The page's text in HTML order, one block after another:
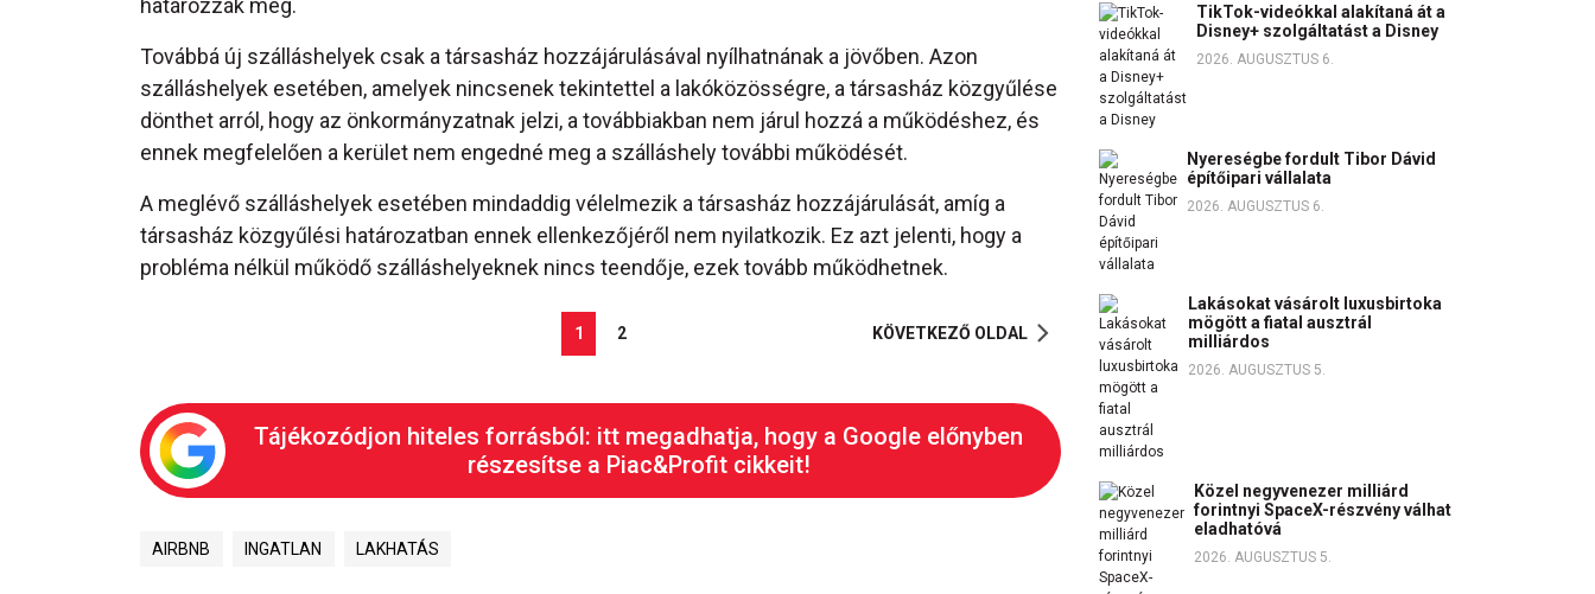
határozzák meg.
Továbbá új szálláshelyek csak a társasház hozzájárulásával nyílhatnának a jövőben. Azon
szálláshelyek esetében, amelyek nincsenek tekintettel a lakóközösségre, a társasház közgyűlése
dönthet arról, hogy az önkormányzatnak jelzi, a továbbiakban nem járul hozzá a működéshez, és
ennek megfelelően a kerület nem engedné meg a szálláshely további működését.
A meglévő szálláshelyek esetében mindaddig vélelmezik a társasház hozzájárulását, amíg a
társasház közgyűlési határozatban ennek ellenkezőjéről nem nyilatkozik. Ez azt jelenti, hogy a
probléma nélkül működő szálláshelyeknek nincs teendője, ezek tovább működhetnek.
1 2 KÖVETKEZŐ OLDAL
Tájékozódjon hiteles forrásból: itt megadhatja, hogy a Google előnyben
részesítse a Piac&Profit cikkeit!
AIRBNB INGATLAN LAKHATÁS
TikTok-videókkal alakítaná át a
Disney+ szolgáltatást a Disney
2026. AUGUSZTUS 6.
Nyereségbe fordult Tibor Dávid
építőipari vállalata
2026. AUGUSZTUS 6.
Lakásokat vásárolt luxusbirtoka
mögött a fiatal ausztrál
milliárdos
2026. AUGUSZTUS 5.
Közel negyvenezer milliárd
forintnyi SpaceX-részvény válhat
eladhatóvá
2026. AUGUSZTUS 5.